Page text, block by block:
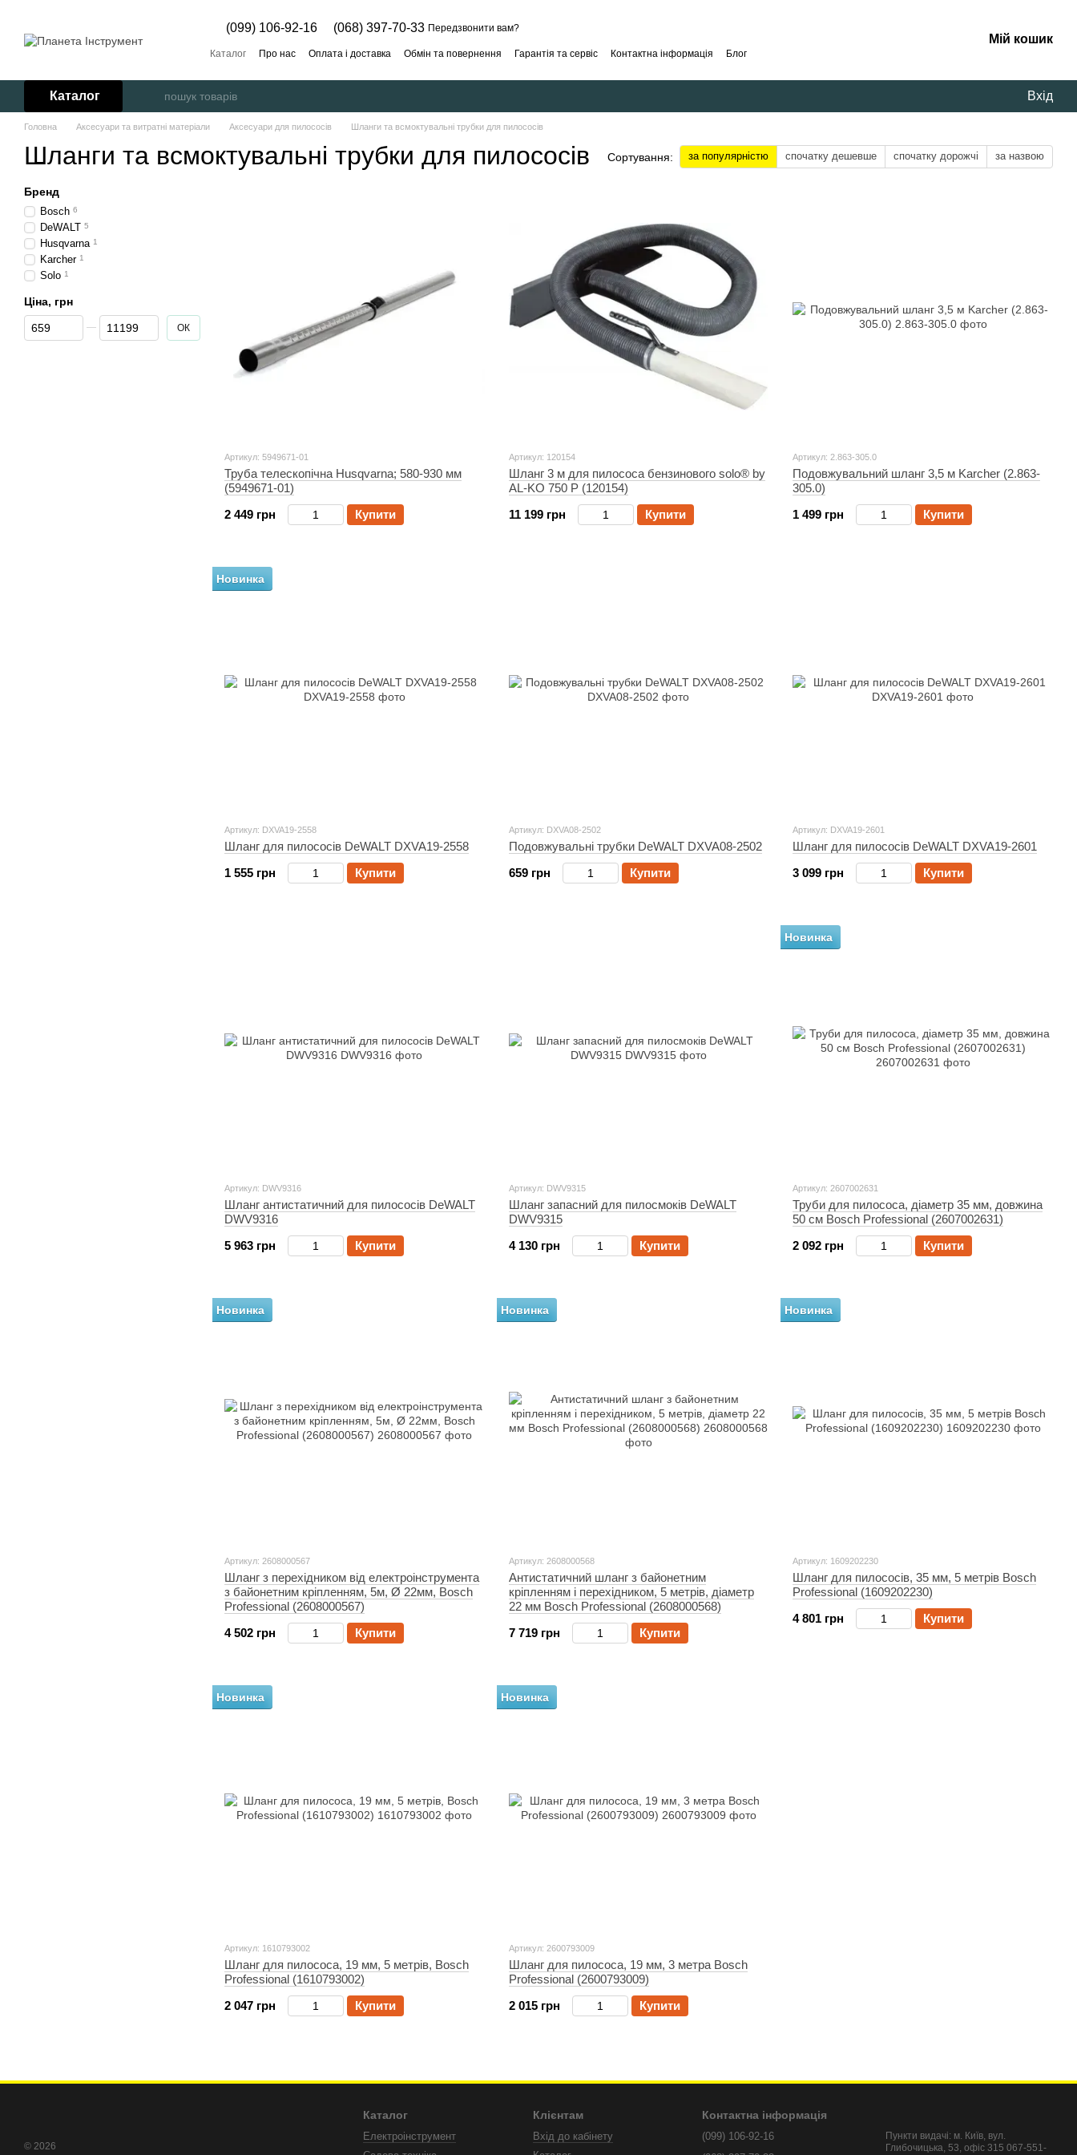
(099) 106-92-16 (068) 397-70-33 Передзвонити вам?
Каталог Про нас Оплата і доставка Обмін та повернення Гарантія та сервіс Контактна інформація Блог
Мій кошик
Каталог Вхід
Головна Аксесуари та витратні матеріали Аксесуари для пилососів Шланги та всмоктувальні трубки для пилососів
Шланги та всмоктувальні трубки для пилососів Сортування: за популярністю спочатку дешевше спочатку дорожчі за назвою
Артикул: 5949671-01
Труба телескопічна Husqvarna; 580-930 мм
(5949671-01)
2 449 грн
Купити
Артикул: 120154
Шланг 3 м для пилососа бензинового solo® by
AL-KO 750 P (120154)
11 199 грн
Купити
Артикул: 2.863-305.0
Подовжувальний шланг 3,5 м Karcher (2.863-
305.0)
1 499 грн
Купити
Новинка
Артикул: DXVA19-2558
Шланг для пилососів DeWALT DXVA19-2558
1 555 грн
Купити
Артикул: DXVA08-2502
Подовжувальні трубки DeWALT DXVA08-2502
659 грн
Купити
Артикул: DXVA19-2601
Шланг для пилососів DeWALT DXVA19-2601
3 099 грн
Купити
Артикул: DWV9316
Шланг антистатичний для пилососів DeWALT
DWV9316
5 963 грн
Купити
Артикул: DWV9315
Шланг запасний для пилосмоків DeWALT
DWV9315
4 130 грн
Купити
Новинка
Артикул: 2607002631
Труби для пилососа, діаметр 35 мм, довжина
50 см Bosch Professional (2607002631)
2 092 грн
Купити
Новинка
Артикул: 2608000567
Шланг з перехідником від електроінструмента
з байонетним кріпленням, 5м, Ø 22мм, Bosch
Professional (2608000567)
4 502 грн
Купити
Новинка
Артикул: 2608000568
Антистатичний шланг з байонетним
кріпленням і перехідником, 5 метрів, діаметр
22 мм Bosch Professional (2608000568)
7 719 грн
Купити
Новинка
Артикул: 1609202230
Шланг для пилососів, 35 мм, 5 метрів Bosch
Professional (1609202230)
4 801 грн
Купити
Новинка
Артикул: 1610793002
Шланг для пилососа, 19 мм, 5 метрів, Bosch
Professional (1610793002)
2 047 грн
Купити
Новинка
Артикул: 2600793009
Шланг для пилососа, 19 мм, 3 метра Bosch
Professional (2600793009)
2 015 грн
Купити
Бренд
Bosch 6
DeWALT 5
Husqvarna 1
Karcher 1
Solo 1
Ціна, грн
Від Ціна, грн
До Ціна, грн ОК
© 2026
Каталог
Електроінструмент
Клієнтам
Вхід до кабінету
Контактна інформація
(099) 106-92-16
Пункти видачі: м. Київ, вул.
Глибочицька, 53, офіс 315 067-551-